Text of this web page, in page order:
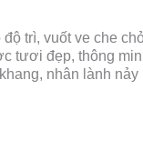
trì, vuốt ve che
tươi đẹp, thông
nhân lành